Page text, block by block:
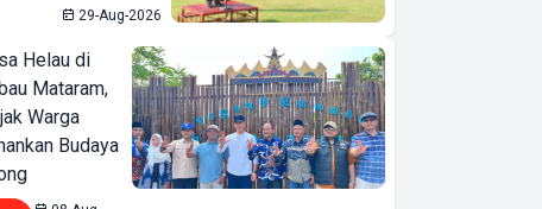
29-Aug-2026
Helau di
Mataram,
Warga
Budaya